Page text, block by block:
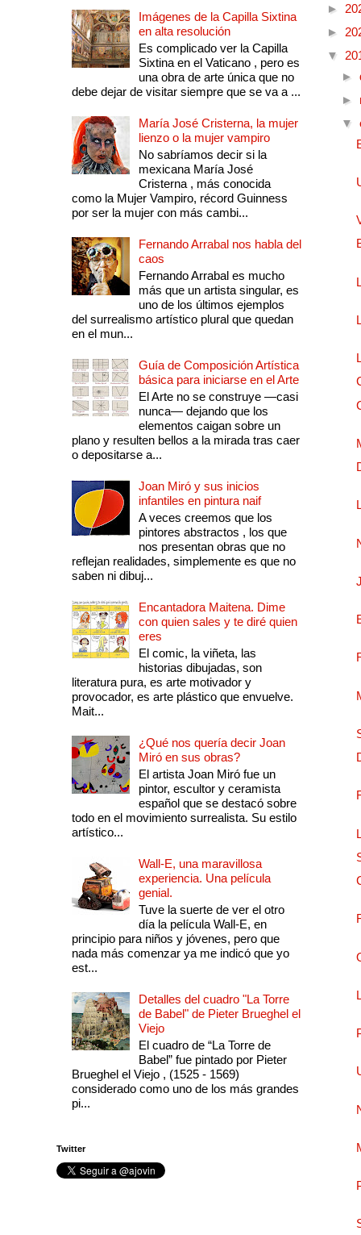
Imágenes de la Capilla Sixtina
en alta resolución
Es complicado ver la Capilla
Sixtina en el Vaticano , pero es
una obra de arte única que no
debe dejar de visitar siempre que se va a ...
María José Cristerna, la mujer
lienzo o la mujer vampiro
No sabríamos decir si la
mexicana María José
Cristerna , más conocida
como la Mujer Vampiro, récord Guinness
por ser la mujer con más cambi...
Fernando Arrabal nos habla del
caos
Fernando Arrabal es mucho
más que un artista singular, es
uno de los últimos ejemplos
del surrealismo artístico plural que quedan
en el mun...
Guía de Composición Artística
básica para iniciarse en el Arte
El Arte no se construye —casi
nunca— dejando que los
elementos caigan sobre un
plano y resulten bellos a la mirada tras caer
o depositarse a...
Joan Miró y sus inicios
infantiles en pintura naif
A veces creemos que los
pintores abstractos , los que
nos presentan obras que no
reflejan realidades, simplemente es que no
saben ni dibuj...
Encantadora Maitena. Dime
con quien sales y te diré quien
eres
El comic, la viñeta, las
historias dibujadas, son
literatura pura, es arte motivador y
provocador, es arte plástico que envuelve.
Mait...
¿Qué nos quería decir Joan
Miró en sus obras?
El artista Joan Miró fue un
pintor, escultor y ceramista
español que se destacó sobre
todo en el movimiento surrealista. Su estilo
artístico...
Wall-E, una maravillosa
experiencia. Una película
genial.
Tuve la suerte de ver el otro
día la película Wall-E, en
principio para niños y jóvenes, pero que
nada más comenzar ya me indicó que yo
est...
Detalles del cuadro "La Torre
de Babel" de Pieter Brueghel el
Viejo
El cuadro de “La Torre de
Babel” fue pintado por Pieter
Brueghel el Viejo , (1525 - 1569)
considerado como uno de los más grandes
pi...
Twitter
►
►
▼
►
►
▼